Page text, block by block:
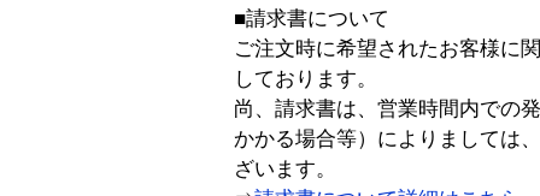
■請求書について
ご注文時に希望されたお客様に
しております。
尚、請求書は、営業時間内での
かかる場合等）によりましては
ざいます。